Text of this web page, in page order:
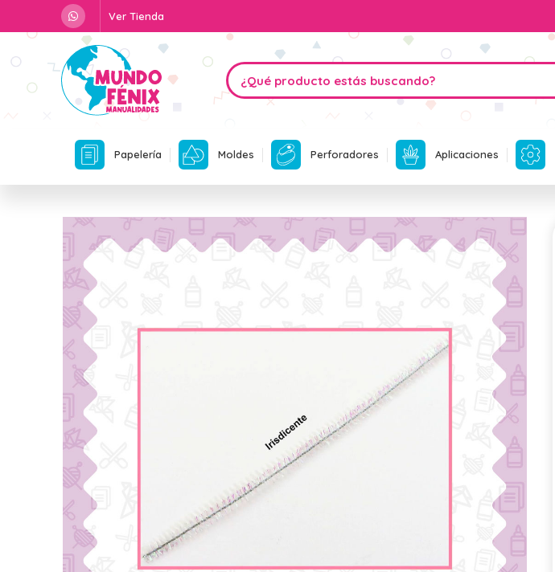
Ver Tienda
Papelería Moldes Perforadores Aplicaciones